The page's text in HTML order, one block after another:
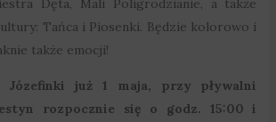
Tańca i Piosenki. Będzie kolorowo i
także emocji!
Józefinki już 1 maja, przy pływalni
rozpocznie się o godz. 15:00 i